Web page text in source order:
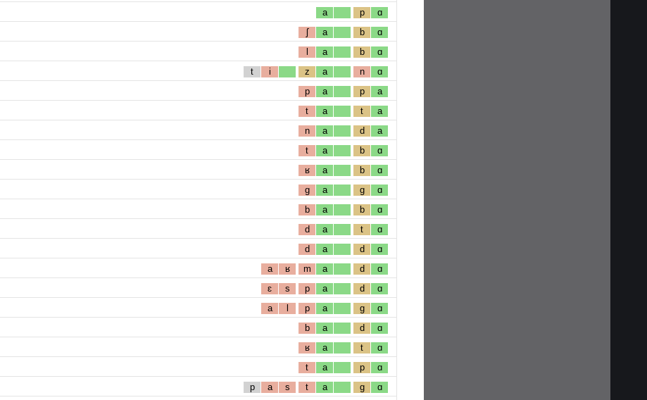
a p ɑ
ʃ a b ɑ
l a b ɑ
t i z a n ɑ
p a p a
t a t a
n a d a
t a b ɑ
ʁ a b ɑ
g a g ɑ
b a b ɑ
d a t ɑ
d a d ɑ
a ʁ m a d ɑ
ɛ s p a d ɑ
a l p a g ɑ
b a d ɑ
ʁ a t ɑ
t a p ɑ
p a s t a g ɑ